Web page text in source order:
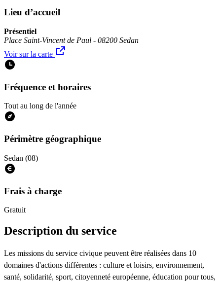
Lieu d’accueil
Présentiel
Place Saint-Vincent de Paul - 08200 Sedan
Voir sur la carte
Fréquence et horaires
Tout au long de l'année
Périmètre géographique
Sedan (08)
Frais à charge
Gratuit
Description du service
Les missions du service civique peuvent être réalisées dans 10
domaines d'actions différentes : culture et loisirs, environnement,
santé, solidarité, sport, citoyenneté européenne, éducation pour tous,